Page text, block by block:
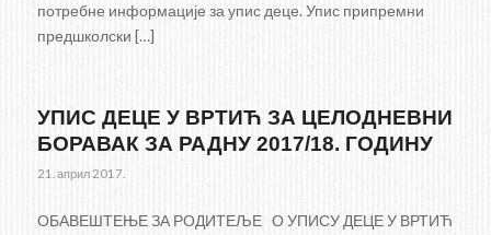
потребне информације за упис деце. Упис припремни
предшколски […]
УПИС ДЕЦЕ У ВРТИЋ ЗА ЦЕЛОДНЕВНИ
БОРАВАК ЗА РАДНУ 2017/18. ГОДИНУ
21. април 2017.
ОБАВЕШТЕЊЕ ЗА РОДИТЕЉЕ О УПИСУ ДЕЦЕ У ВРТИЋ